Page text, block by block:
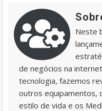
Neste
de negócios na
tecnologia, fazemos
outros equipamentos,
estilo de vida e os